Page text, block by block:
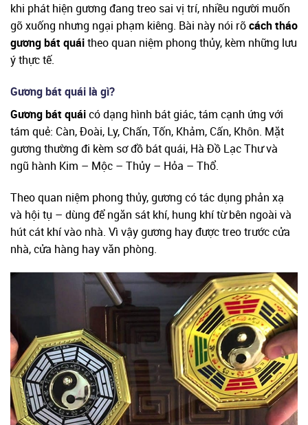
khi phát hiện gương đang treo sai vị trí, nhiều người muốn
gỡ xuống nhưng ngại phạm kiêng. Bài này nói rõcách tháo
gương bát quáitheo quan niệm phong thủy, kèm những lưu
ý thực tế.
Gương bát quái là gì?
Gương bát quáicó dạng hình bát giác, tám cạnh ứng với
tám quẻ: Càn, Đoài, Ly, Chấn, Tốn, Khảm, Cấn, Khôn. Mặt
gương thường đi kèm sơ đồ bát quái, Hà Đồ Lạc Thư và
ngũ hành Kim – Mộc – Thủy – Hỏa – Thổ.
Theo quan niệm phong thủy, gương có tác dụng phản xạ
và hội tụ – dùng để ngăn sát khí, hung khí từ bên ngoài và
hút cát khí vào nhà. Vì vậy gương hay được treo trước cửa
nhà, cửa hàng hay văn phòng.